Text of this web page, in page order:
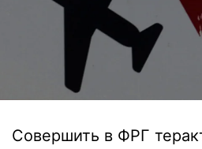
Совершить в ФРГ